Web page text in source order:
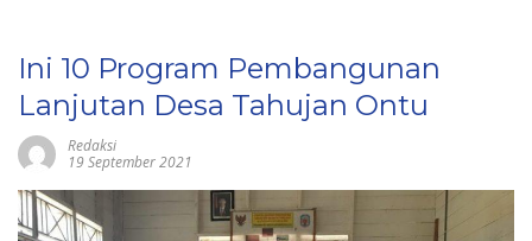
Ini 10 Program Pembangunan
Lanjutan Desa Tahujan Ontu
Redaksi
19 September 2021